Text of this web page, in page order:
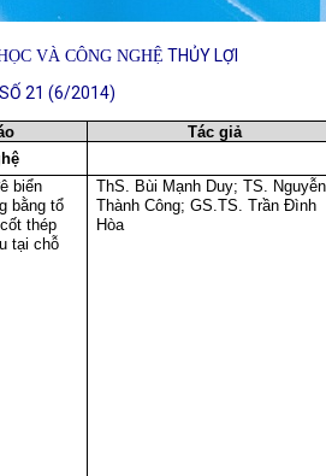
VÀ CÔNG NGHỆ THỦY LỢI
SỐ 21 (6/2014)
Tác giả
biển
bằng tổ
thép
tại chỗ
ThS. Bùi Mạnh Duy; TS. Nguyễn
Thành Công; GS.TS. Trần Đình
Hòa